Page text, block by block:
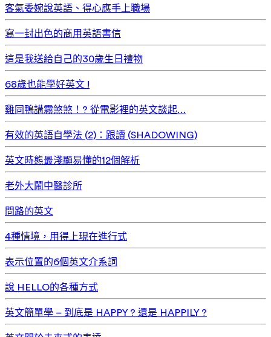
客氣委婉說英語、得心應手上職場
寫一封出色的商用英語書信
這是我送給自己的30歲生日禮物
68歲也能學好英文 !
雞同鴨講霧煞煞！? 從電影裡的英文談起…
有效的英語自學法 (2)：跟讀 (SHADOWING)
英文時態最淺顯易懂的12個解析
老外大鬧中醫診所
問路的英文
4種情境，用得上現在進行式
表示位置的6個英文介系詞
說 HELLO的各種方式
英文簡單學 – 到底是 HAPPY ? 還是 HAPPILY ?